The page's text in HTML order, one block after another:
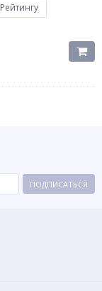
Рейтингу
ПОДПИСАТЬСЯ